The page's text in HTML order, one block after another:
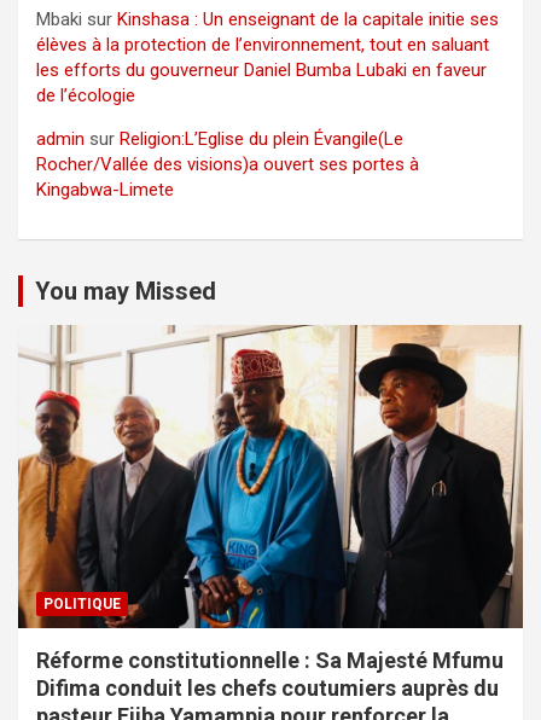
Mbaki sur Kinshasa : Un enseignant de la capitale initie ses
élèves à la protection de l’environnement, tout en saluant
les efforts du gouverneur Daniel Bumba Lubaki en faveur
de l’écologie
admin sur Religion:L’Eglise du plein Évangile(Le
Rocher/Vallée des visions)a ouvert ses portes à
Kingabwa-Limete
You may Missed
POLITIQUE
Réforme constitutionnelle : Sa Majesté Mfumu
Difima conduit les chefs coutumiers auprès du